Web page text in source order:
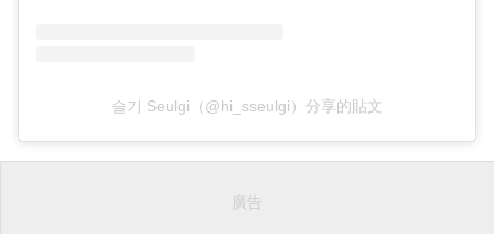
슬기 Seulgi（@hi_sseulgi）分享的貼文
廣告